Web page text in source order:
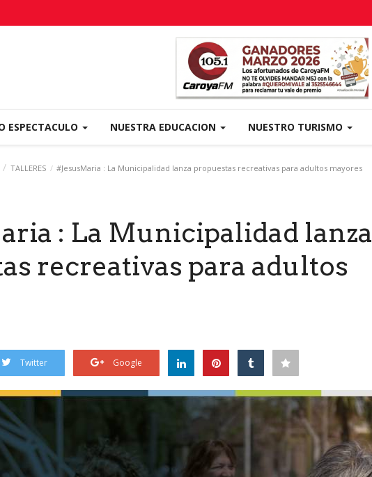
ESPECTACULO NUESTRA EDUCACION NUESTRO TURISMO
TALLERES #JesusMaria : La Municipalidad lanza propuestas recreativas para adultos mayores
: La Municipalidad lanza
recreativas para adultos
Twitter Google